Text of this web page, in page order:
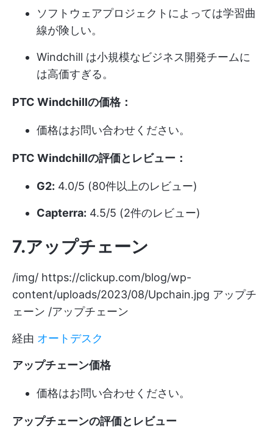
ソフトウェアプロジェクトによっては学習曲
線が険しい。
Windchill は小規模なビジネス開発チームに
は高価すぎる。
PTC Windchillの価格：
価格はお問い合わせください。
PTC Windchillの評価とレビュー：
G2: 4.0/5 (80件以上のレビュー)
Capterra: 4.5/5 (2件のレビュー)
7.アップチェーン
/img/ https://clickup.com/blog/wp-
content/uploads/2023/08/Upchain.jpg アップチ
ェーン /アップチェーン
経由 オートデスク
アップチェーン価格
価格はお問い合わせください。
アップチェーンの評価とレビュー